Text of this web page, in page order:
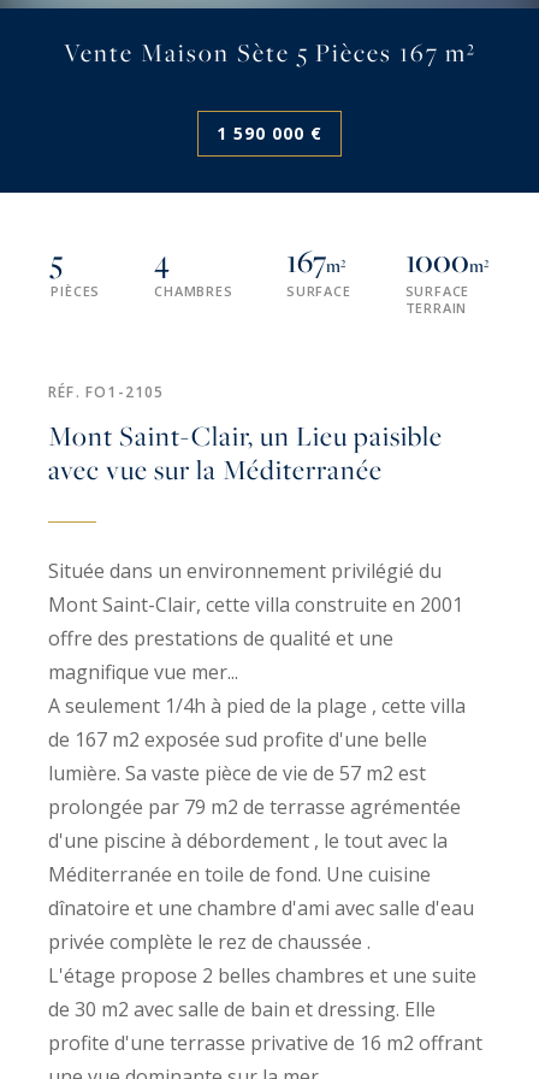
Vente Maison Sète 5 Pièces 167 m²
1 590 000 €
5
PIÈCES
4
CHAMBRES
167m²
SURFACE
1000m²
SURFACE
TERRAIN
RÉF. FO1-2105
Mont Saint-Clair, un Lieu paisible
avec vue sur la Méditerranée
Située dans un environnement privilégié du
Mont Saint-Clair, cette villa construite en 2001
offre des prestations de qualité et une
magnifique vue mer...
A seulement 1/4h à pied de la plage , cette villa
de 167 m2 exposée sud profite d'une belle
lumière. Sa vaste pièce de vie de 57 m2 est
prolongée par 79 m2 de terrasse agrémentée
d'une piscine à débordement , le tout avec la
Méditerranée en toile de fond. Une cuisine
dînatoire et une chambre d'ami avec salle d'eau
privée complète le rez de chaussée .
L'étage propose 2 belles chambres et une suite
de 30 m2 avec salle de bain et dressing. Elle
profite d'une terrasse privative de 16 m2 offrant